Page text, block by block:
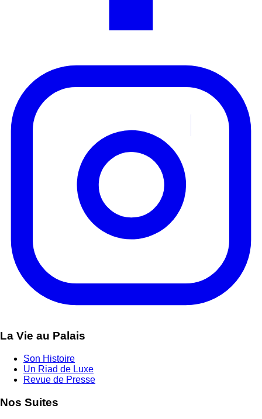
La Vie au Palais
Son Histoire
Un Riad de Luxe
Revue de Presse
Nos Suites